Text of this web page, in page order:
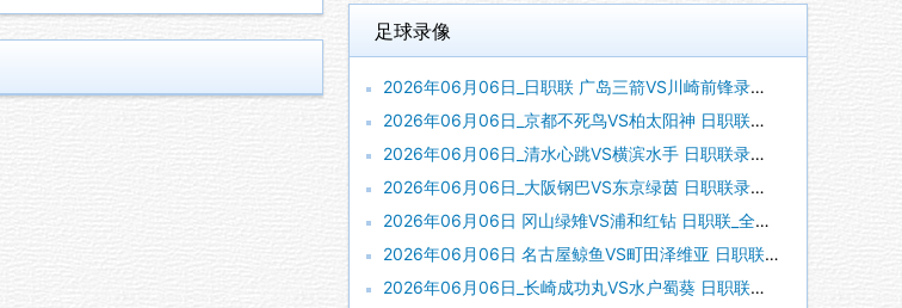
足球录像
2026年06月06日_日职联 广岛三箭VS川崎前锋录像_全场录像【全场回放】
2026年06月06日_京都不死鸟VS柏太阳神 日职联录像_全场录像【高清回放】
2026年06月06日_清水心跳VS横滨水手 日职联录像_全场录像【高清回放】
2026年06月06日_大阪钢巴VS东京绿茵 日职联录像_全场录像【高清回放】
2026年06月06日 冈山绿雉VS浦和红钻 日职联_全场录像【全场回放】
2026年06月06日 名古屋鲸鱼VS町田泽维亚 日职联_全场录像【全场回放】
2026年06月06日_长崎成功丸VS水户蜀葵 日职联录像_全场录像【视频集锦】